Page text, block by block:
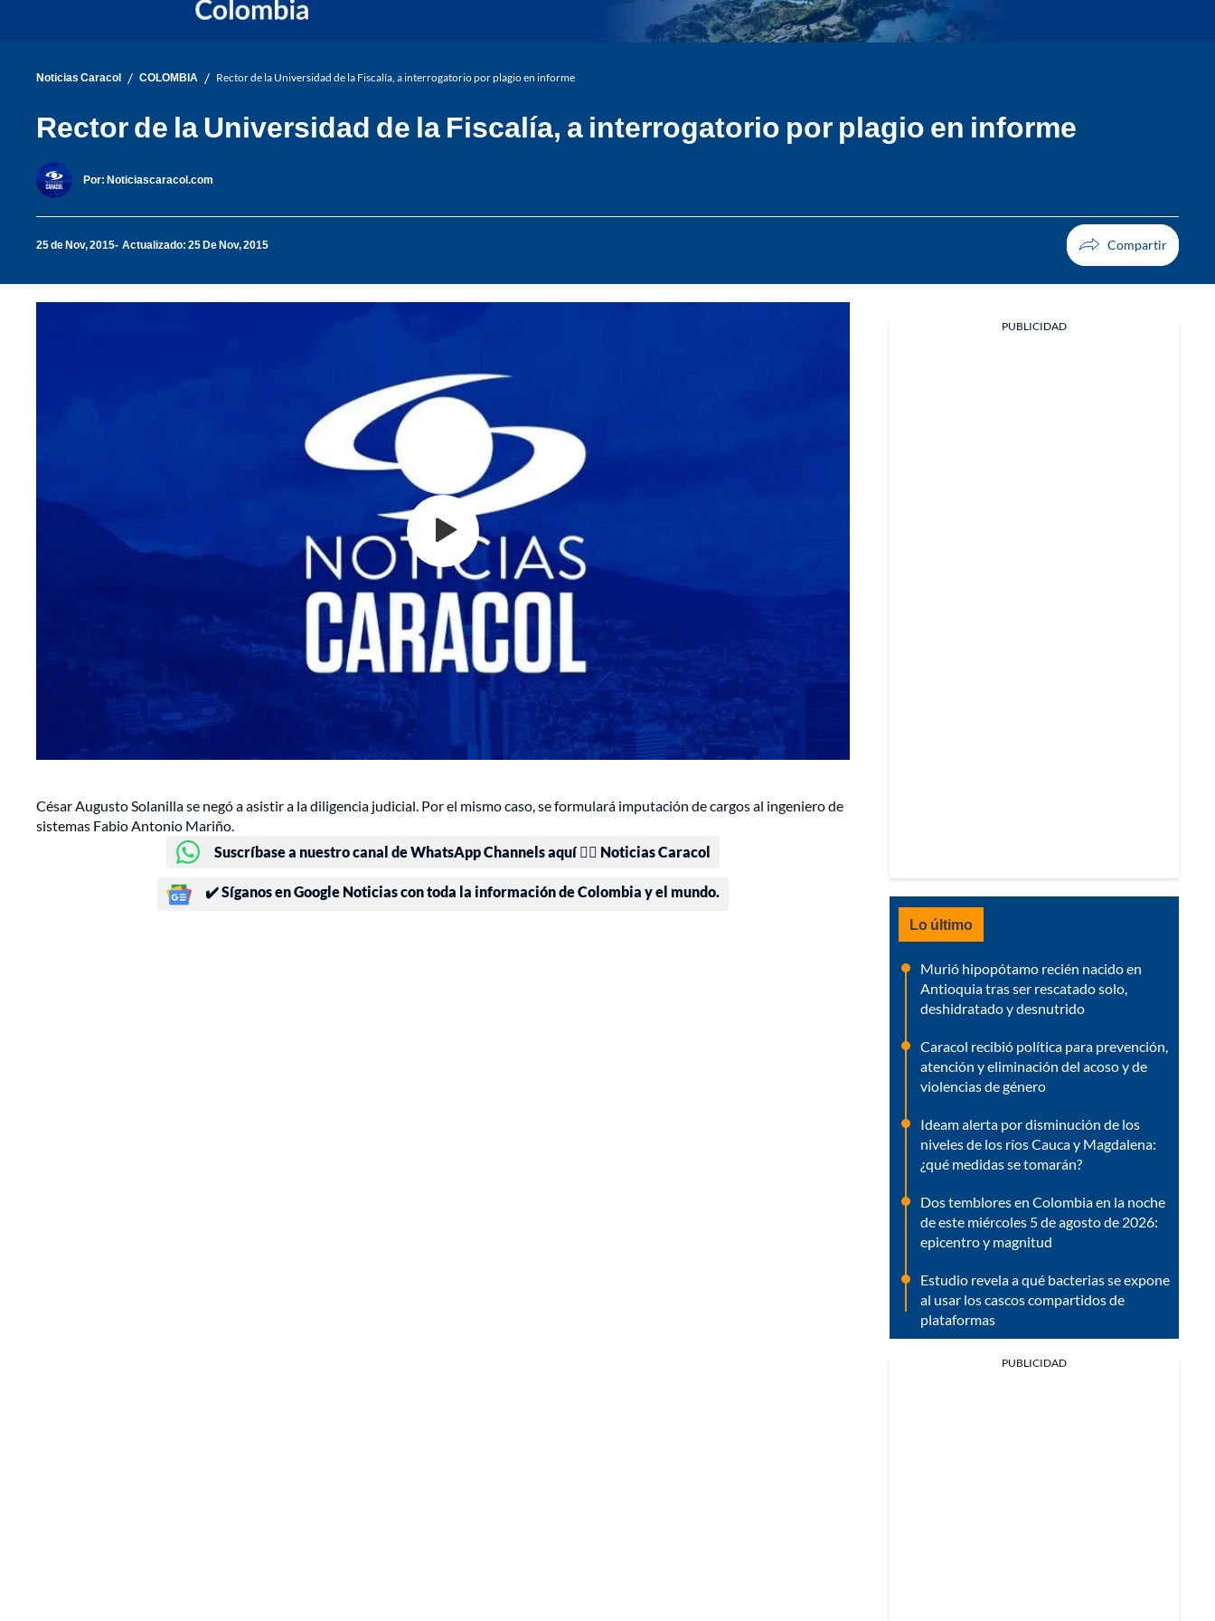
Noticias Caracol / COLOMBIA / Rector de la Universidad de la Fiscalía, a interrogatorio por plagio en informe
Rector de la Universidad de la Fiscalía, a interrogatorio por plagio en informe
Por: Noticiascaracol.com
25 de Nov, 2015 Actualizado: 25 De Nov, 2015
César Augusto Solanilla se negó a asistir a la diligencia judicial. Por el mismo caso, se formulará imputación de cargos al ingeniero de
sistemas Fabio Antonio Mariño.
Suscríbase a nuestro canal de WhatsApp Channels aquí 👉🏻 Noticias Caracol
✔️ Síganos en Google Noticias con toda la información de Colombia y el mundo.
PUBLICIDAD
Lo último
Murió hipopótamo recién nacido en
Antioquia tras ser rescatado solo,
deshidratado y desnutrido
Caracol recibió política para prevención,
atención y eliminación del acoso y de
violencias de género
Ideam alerta por disminución de los
niveles de los ríos Cauca y Magdalena:
¿qué medidas se tomarán?
Dos temblores en Colombia en la noche
de este miércoles 5 de agosto de 2026:
epicentro y magnitud
Estudio revela a qué bacterias se expone
al usar los cascos compartidos de
plataformas
PUBLICIDAD